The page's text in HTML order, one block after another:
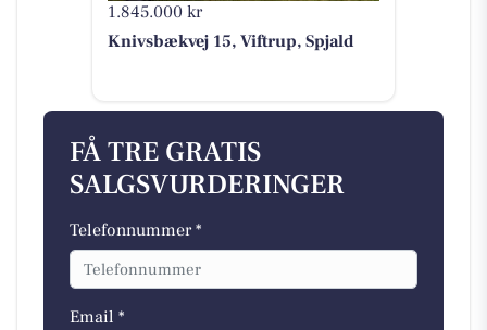
1.845.000 kr
Knivsbækvej 15, Viftrup, Spjald
FÅ TRE GRATIS
SALGSVURDERINGER
Telefonnummer *
Email *